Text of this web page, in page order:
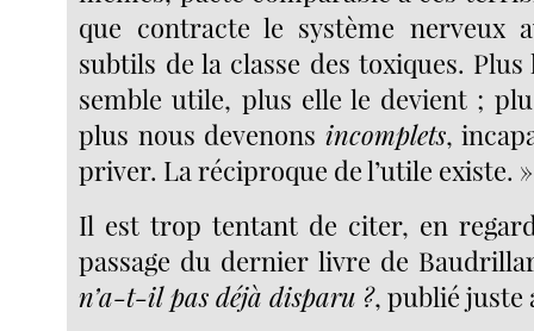
que contracte le système nerveux
subtils de la classe des toxiques.
semble utile, plus elle le devient ;
plus nous devenons incomplets,
priver. La réciproque de l’utile existe. »
Il est trop tentant de citer, en
passage du dernier livre de
n’a-t-il pas déjà disparu ?, publié juste